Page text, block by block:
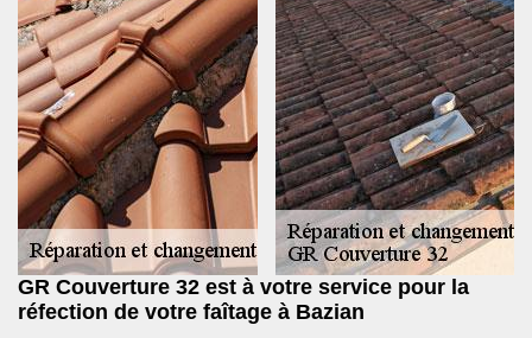
GR Couverture 32 est à votre service pour la
réfection de votre faîtage à Bazian